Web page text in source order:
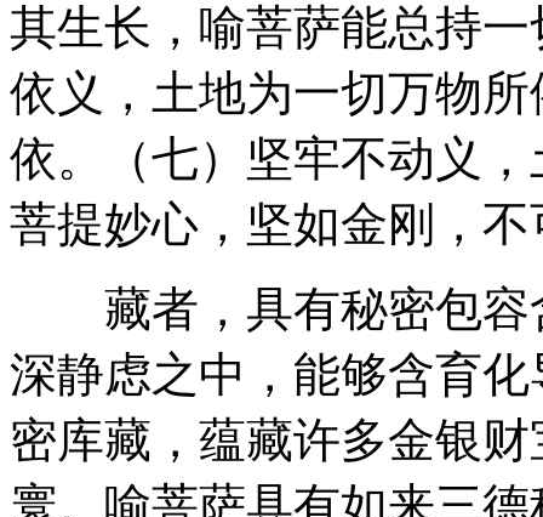
其生长，喻菩萨能总持
依义，土地为一切万物
依。（七）坚牢不动义
菩提妙心，坚如金刚，
藏者，具有秘密包容
深静虑之中，能够含育
密库藏，蕴藏许多金银
寰。喻菩萨具有如来三